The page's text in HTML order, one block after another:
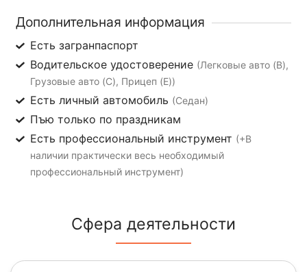
Дополнительная информация
Есть загранпаспорт
Водительское удостоверение (Легковые авто (B),
Грузовые авто (C), Прицеп (E))
Есть личный автомобиль (Седан)
Пъю только по праздникам
Есть профессиональный инструмент (+В
наличии практически весь необходимый
профессиональный инструмент)
Сфера деятельности